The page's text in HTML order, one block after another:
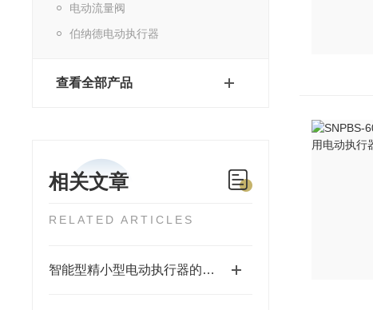
电动流量阀
伯纳德电动执行器
查看全部产品
相关文章
RELATED ARTICLES
智能型精小型电动执行器的特点